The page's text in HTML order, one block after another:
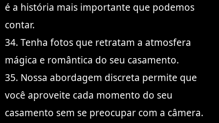
é a história mais importante que podemos
contar.
34. Tenha fotos que retratam a atmosfera
mágica e romântica do seu casamento.
35. Nossa abordagem discreta permite que
você aproveite cada momento do seu
casamento sem se preocupar com a câmera.